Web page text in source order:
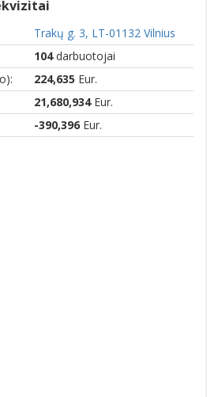
Trakų g. 3, LT-01132 Vilnius
104darbuotojai
224,635 Eur.
21,680,934Eur.
-390,396 Eur.